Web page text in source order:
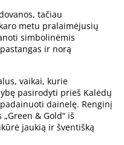
tačiau
metu pralaimėjusių
simbolinėmis
ir norą
vaikai, kurie
pasirodyti prieš Kalėdų
dainelę. Renginį
& Gold“ iš
jaukią ir šventišką